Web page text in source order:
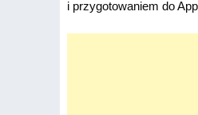
i przygotowaniem do